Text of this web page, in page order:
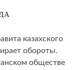
казахского
обороты.
обществе